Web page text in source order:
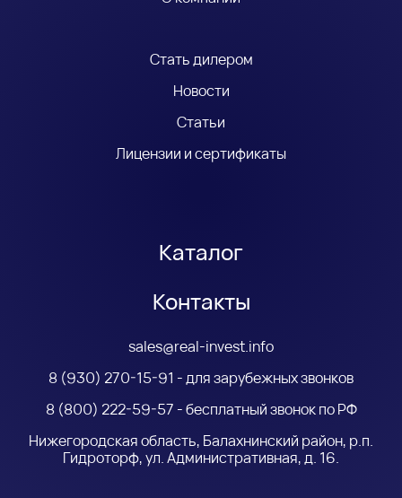
Стать дилером
Новости
Статьи
Лицензии и сертификаты
Каталог
Контакты
sales@real-invest.info
8 (930) 270-15-91 - для зарубежных звонков
8 (800) 222-59-57 - бесплатный звонок по РФ
Нижегородская область, Балахнинский район, р.п.
Гидроторф, ул. Административная, д. 16.